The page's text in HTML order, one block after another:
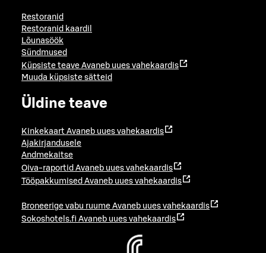
Restoranid
Restoranid kaardil
Lõunasöök
Sündmused
Küpsiste teave Avaneb uues vahekaardis
Muuda küpsiste sätteid
Üldine teave
Kinkekaart Avaneb uues vahekaardis
Ajakirjandusele
Andmekaitse
Oiva-raportid Avaneb uues vahekaardis
Tööpakkumised Avaneb uues vahekaardis
Broneerige vabu ruume Avaneb uues vahekaardis
Sokoshotels.fi Avaneb uues vahekaardis